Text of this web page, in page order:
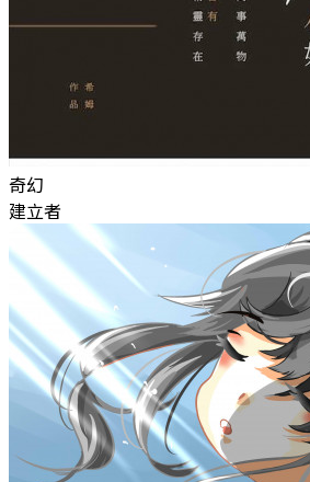
奇幻
建立者